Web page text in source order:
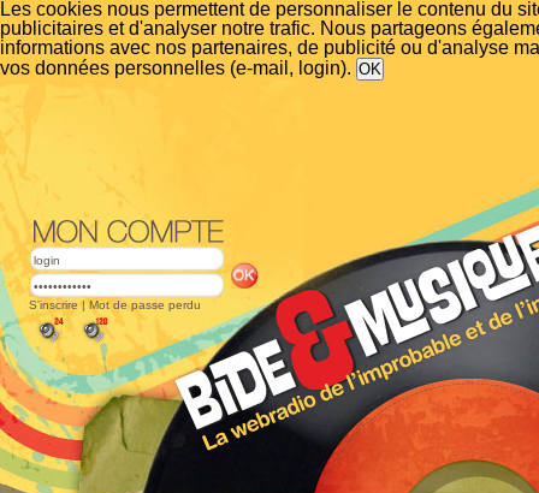
Les cookies nous permettent de personnaliser le contenu du
publicitaires et d'analyser notre trafic. Nous partageons
informations avec nos partenaires, de publicité ou d'analyse
vos données personnelles (e-mail, login).
S'inscrire | Mot de passe perdu